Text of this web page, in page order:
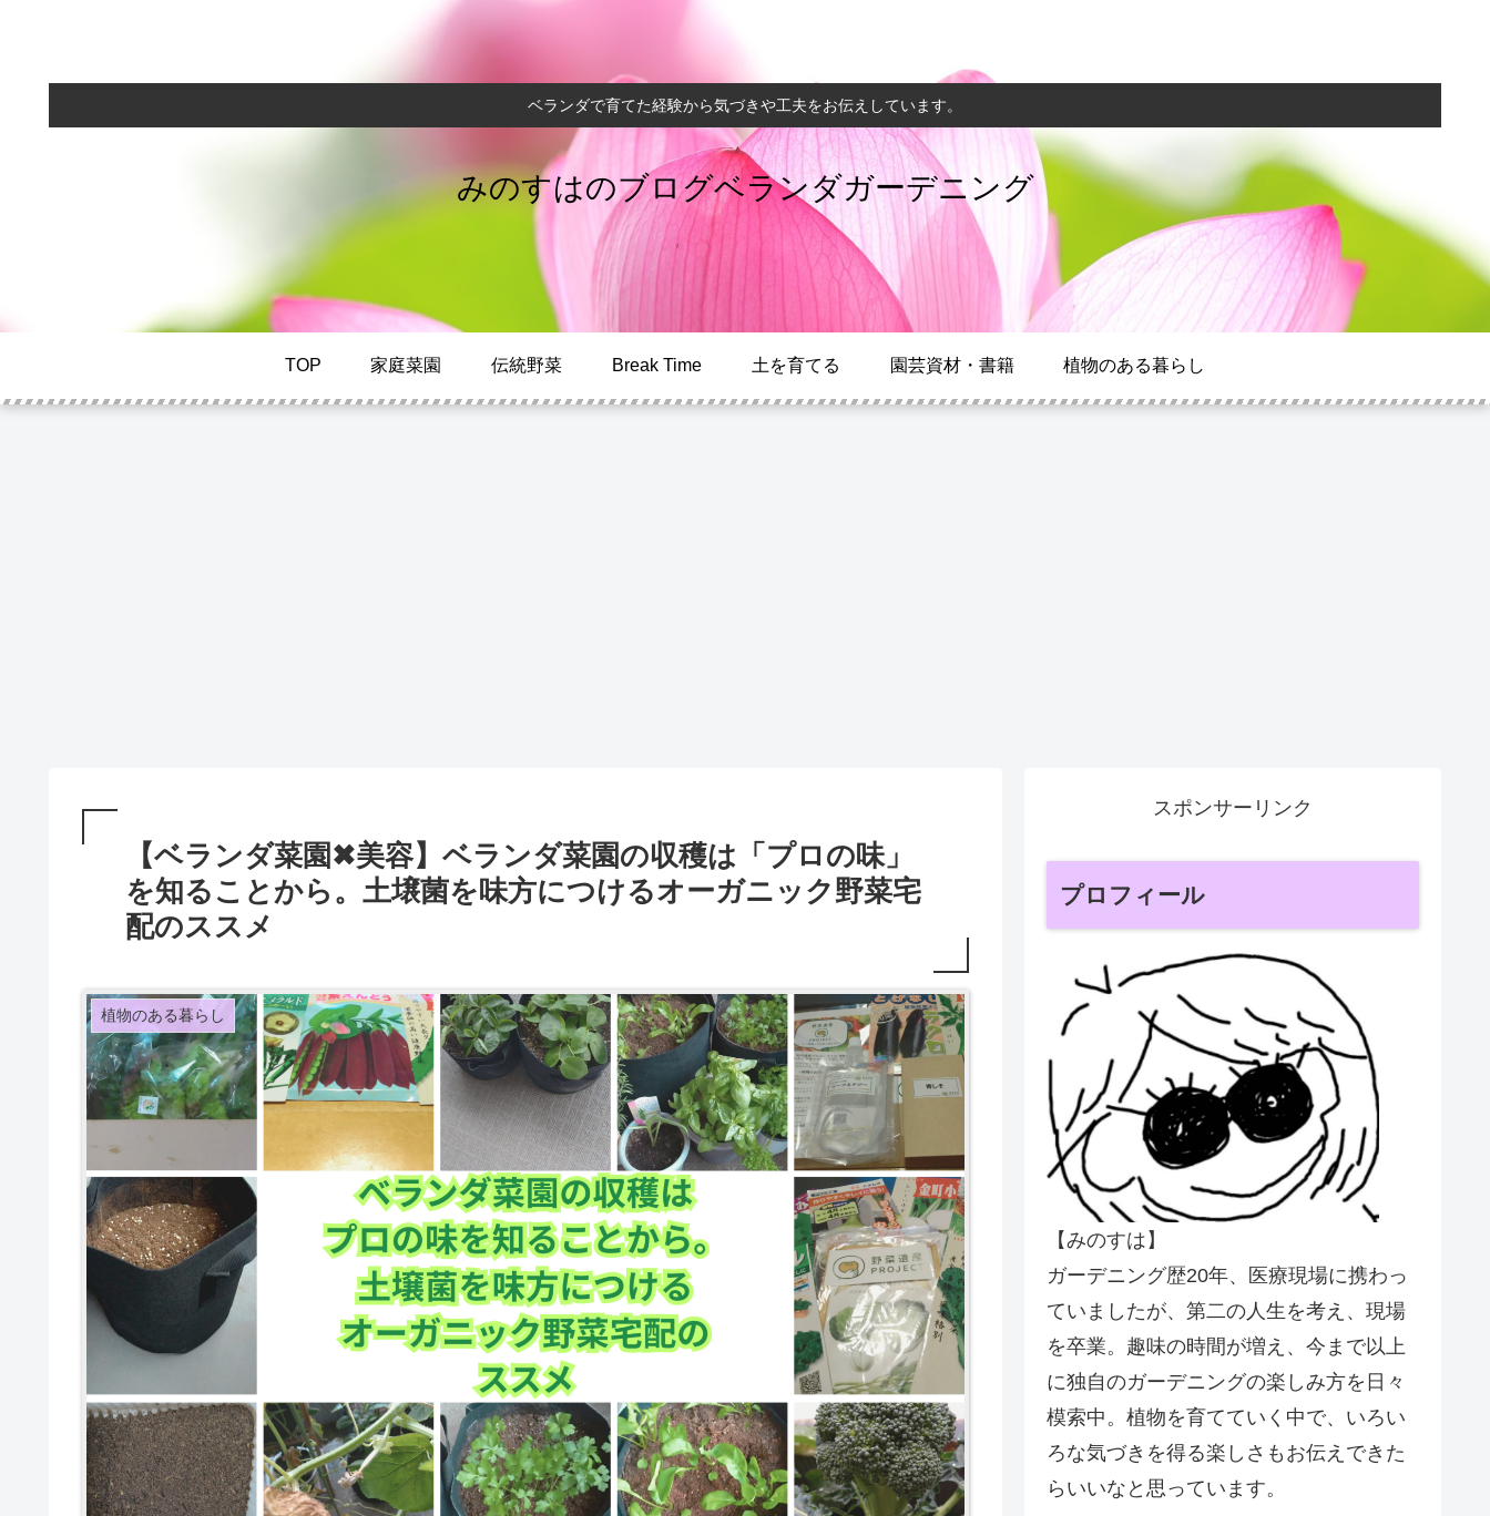
ベランダで育てた経験から気づきや工夫をお伝えしています。
みのすはのブログベランダガーデニング
TOP 家庭菜園 伝統野菜 Break Time 土を育てる 園芸資材・書籍 植物のある暮らし
【ベランダ菜園✖美容】ベランダ菜園の収穫は「プロの味」
を知ることから。土壌菌を味方につけるオーガニック野菜宅
配のススメ
植物のある暮らし
スポンサーリンク
プロフィール
【みのすは】
ガーデニング歴20年、医療現場に携わっ
ていましたが、第二の人生を考え、現場
を卒業。趣味の時間が増え、今まで以上
に独自のガーデニングの楽しみ方を日々
模索中。植物を育てていく中で、いろい
ろな気づきを得る楽しさもお伝えできた
らいいなと思っています。